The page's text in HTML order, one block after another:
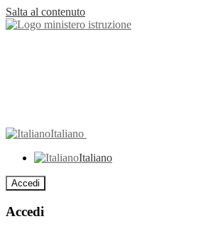
Salta al contenuto
Italiano
Italiano
Accedi
Accedi